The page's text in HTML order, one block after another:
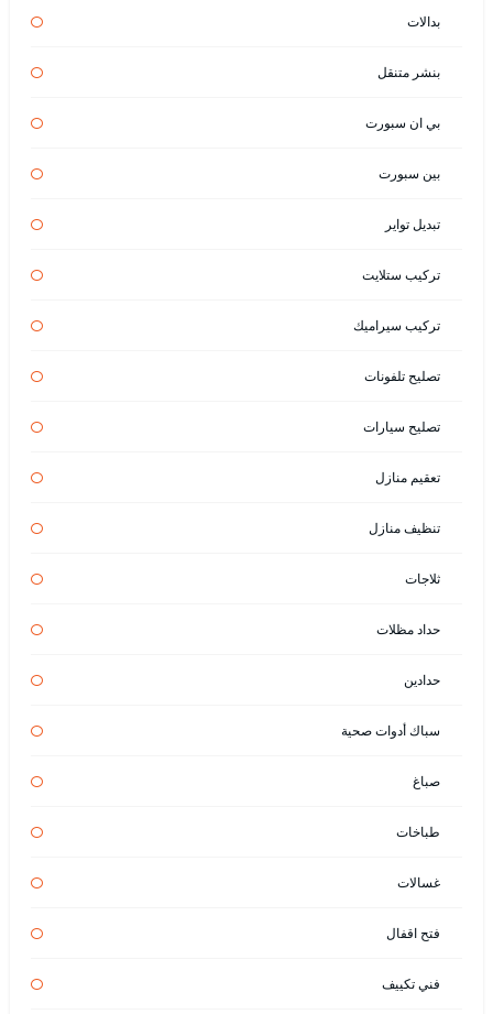
بدالات
بنشر متنقل
بي ان سبورت
بين سبورت
تبديل تواير
تركيب ستلايت
تركيب سيراميك
تصليح تلفونات
تصليح سيارات
تعقيم منازل
تنظيف منازل
ثلاجات
حداد مظلات
حدادين
سباك أدوات صحية
صباغ
طباخات
غسالات
فتح اقفال
فني تكييف